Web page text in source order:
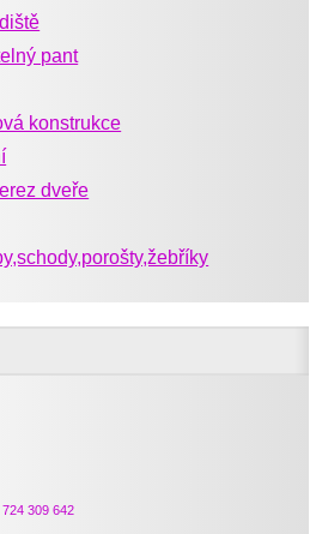
pant
konstrukce
dveře
309 642